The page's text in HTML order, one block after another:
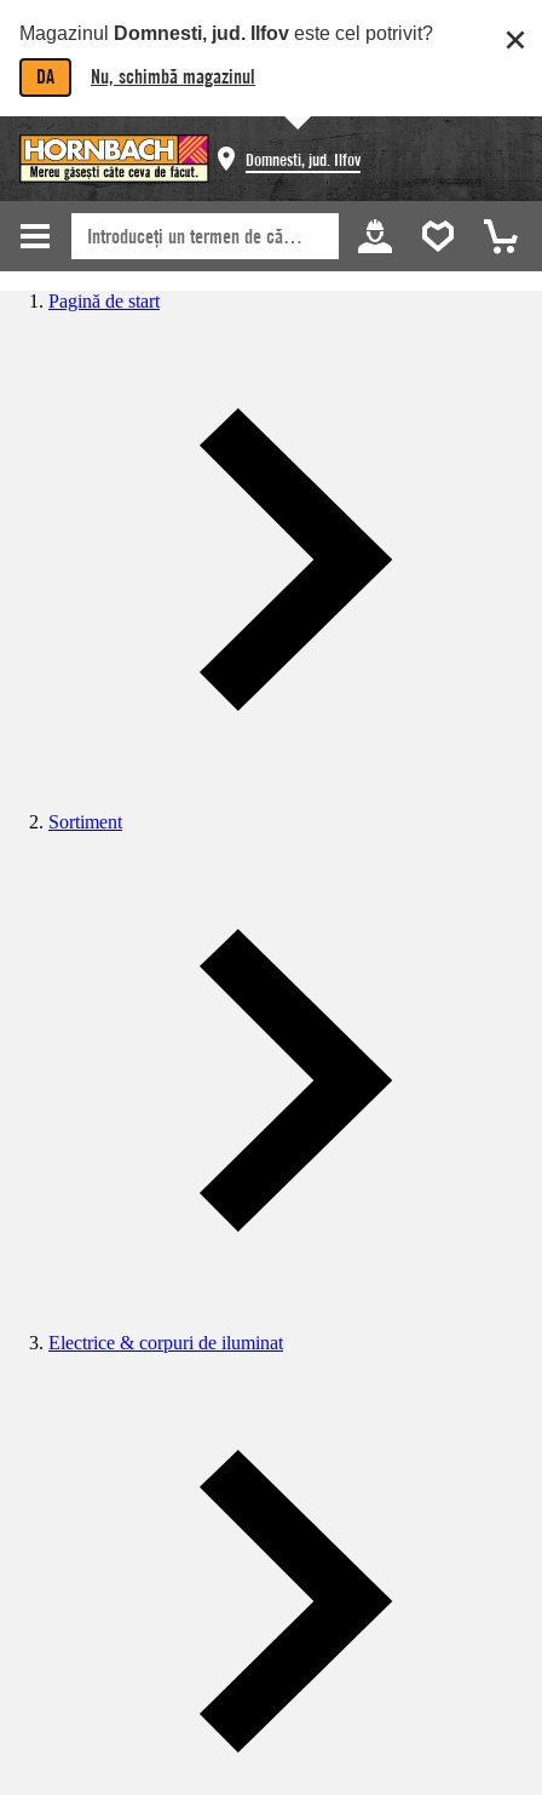
Magazinul Domnesti, jud. Ilfov este cel potrivit?
DA Nu, schimbă magazinul
Domnesti, jud. Ilfov
Pagină de start
Sortiment
Electrice & corpuri de iluminat